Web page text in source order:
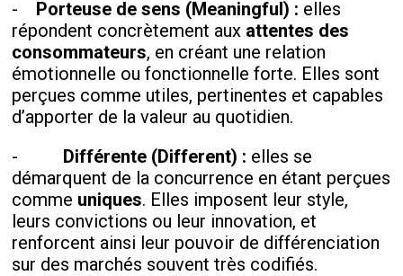
- Porteuse de sens (Meaningful) : elles
répondent concrètement aux attentes des
consommateurs, en créant une relation
émotionnelle ou fonctionnelle forte. Elles sont
perçues comme utiles, pertinentes et capables
d’apporter de la valeur au quotidien.
- Différente (Different) : elles se
démarquent de la concurrence en étant perçues
comme uniques. Elles imposent leur style,
leurs convictions ou leur innovation, et
renforcent ainsi leur pouvoir de différenciation
sur des marchés souvent très codifiés.